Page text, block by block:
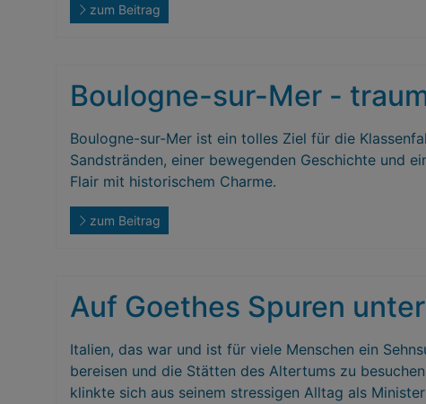
zum Beitrag
Boulogne-sur-Mer -
Boulogne-sur-Mer ist ein tolles Ziel für die
Sandstränden, einer bewegenden Geschichte und
Flair mit historischem Charme.
zum Beitrag
Auf Goethes Spuren
Italien, das war und ist für viele Menschen ein
bereisen und die Stätten des Altertums zu
klinkte sich aus seinem stressigen Alltag als